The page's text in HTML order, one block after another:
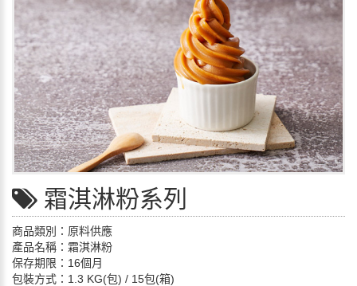
霜淇淋粉系列
商品類別：原料供應
產品名稱：霜淇淋粉
保存期限：16個月
包裝方式：1.3 KG(包) / 15包(箱)